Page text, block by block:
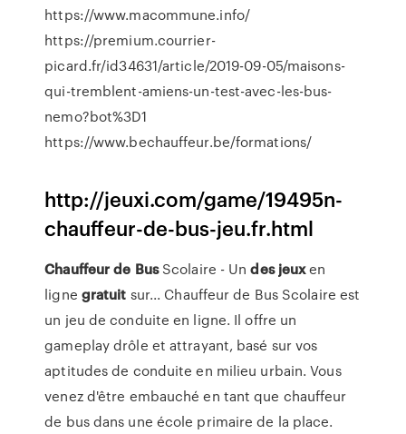
https://www.macommune.info/
https://premium.courrier-
picard.fr/id34631/article/2019-09-05/maisons-
qui-tremblent-amiens-un-test-avec-les-bus-
nemo?bot%3D1
https://www.bechauffeur.be/formations/
http://jeuxi.com/game/19495n-
chauffeur-de-bus-jeu.fr.html
Chauffeur de BusScolaire - Undes jeuxen
ligne gratuit sur... Chauffeur de Bus Scolaire est
un jeu de conduite en ligne. Il offre un
gameplay drôle et attrayant, basé sur vos
aptitudes de conduite en milieu urbain. Vous
venez d'être embauché en tant que chauffeur
de bus dans une école primaire de la place.